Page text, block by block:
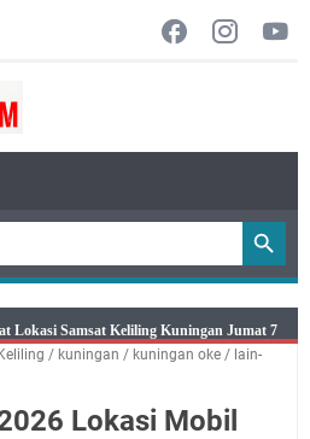
2026 Mobil SIM Keliling Ada di
Sindangagung
Hidupmu, Kamu Akan Tetap Berjalan
Keliling / kuningan / kuningan oke / lain-
Lokasi Mobil